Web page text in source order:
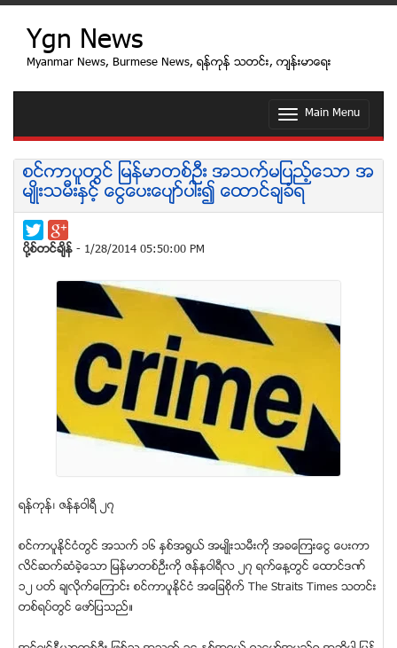
Ygn News
Myanmar News, Burmese News, ရန္ကုန္ သတင္း, က်န္းမာေရး
T
g
l
n
i
Main Menu
စင္ကာပူတြင္ ျမန္မာတစ္ဦး အသက္မျပည့္ေသာ အ
မ်ဳိးသမီးႏွင့္ ေငြေပးေပ်ာ္ပါး၍ ေထာင္ခ်ခံရ
ပုိ႔စ္တင္ခ်ိန္ - 1/28/2014 05:50:00 PM
ရန္ကုန္၊ ဇန္နဝါရီ ၂၇
စင္ကာပူႏိုင္ငံတြင္ အသက္ ၁၆ ႏွစ္အ႐ြယ္ အမ်ဳိးသမီးကို အခေၾကးေငြ ေပးကာ
လိင္ဆက္ဆံခဲ့ေသာ ျမန္မာတစ္ဦးကို ဇန္နဝါရီလ ၂၇ ရက္ေန႔တြင္ ေထာင္ဒဏ္
၁၂ ပတ္ ခ်လိုက္ေၾကာင္း စင္ကာပူႏိုင္ငံ အေျခစိုက္ The Straits Times သတင္း
တစ္ရပ္တြင္ ေဖာ္ျပသည္။